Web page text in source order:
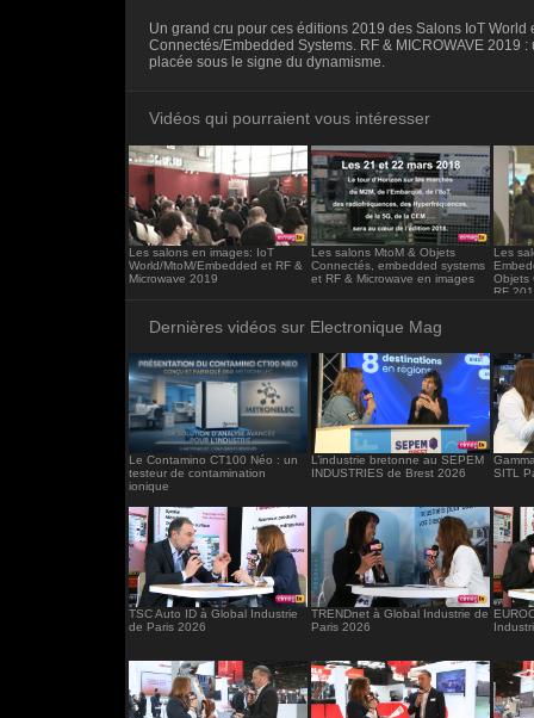
frameborder="0"></iframe>
Un grand cru pour ces éditions 2019 des Salons IoT World
Connectés/Embedded Systems. RF & MICROWAVE 2019 :
placée sous le signe du dynamisme.
Vidéos qui pourraient vous intéresser
Les salons en images: IoT
World/MtoM/Embedded et RF &
Microwave 2019
Les salons MtoM & Objets
Connectés, embedded systems
et RF & Microwave en images
Les
Objets
RF
Dernières vidéos sur Electronique Mag
Le Contamino CT100 Néo : un
testeur de contamination
ionique
L’industrie bretonne au SEPEM
INDUSTRIES de Brest 2026
SITL
TSC Auto ID à Global Industrie
de Paris 2026
TRENDnet à Global Industrie de
Paris 2026